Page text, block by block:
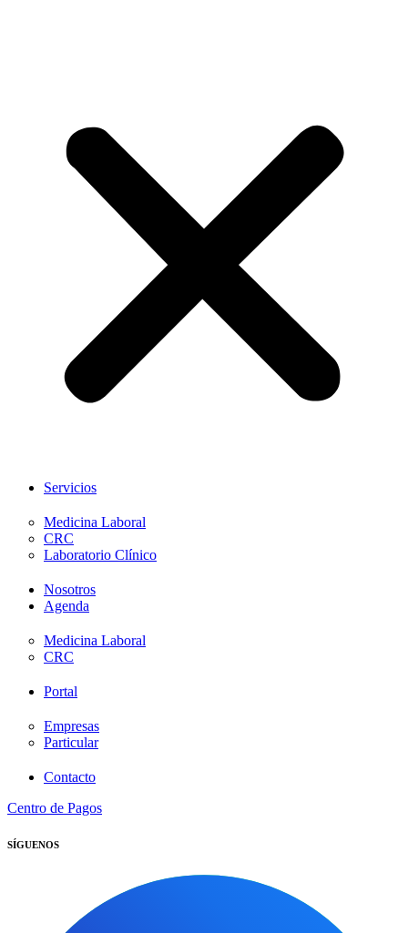
Servicios
Medicina Laboral
CRC
Laboratorio Clínico
Nosotros
Agenda
Medicina Laboral
CRC
Portal
Empresas
Particular
Contacto
Centro de Pagos
SÍGUENOS